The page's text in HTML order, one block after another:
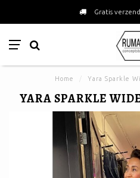
Gratis
Home Yara Sparkle
YARA SPARKLE